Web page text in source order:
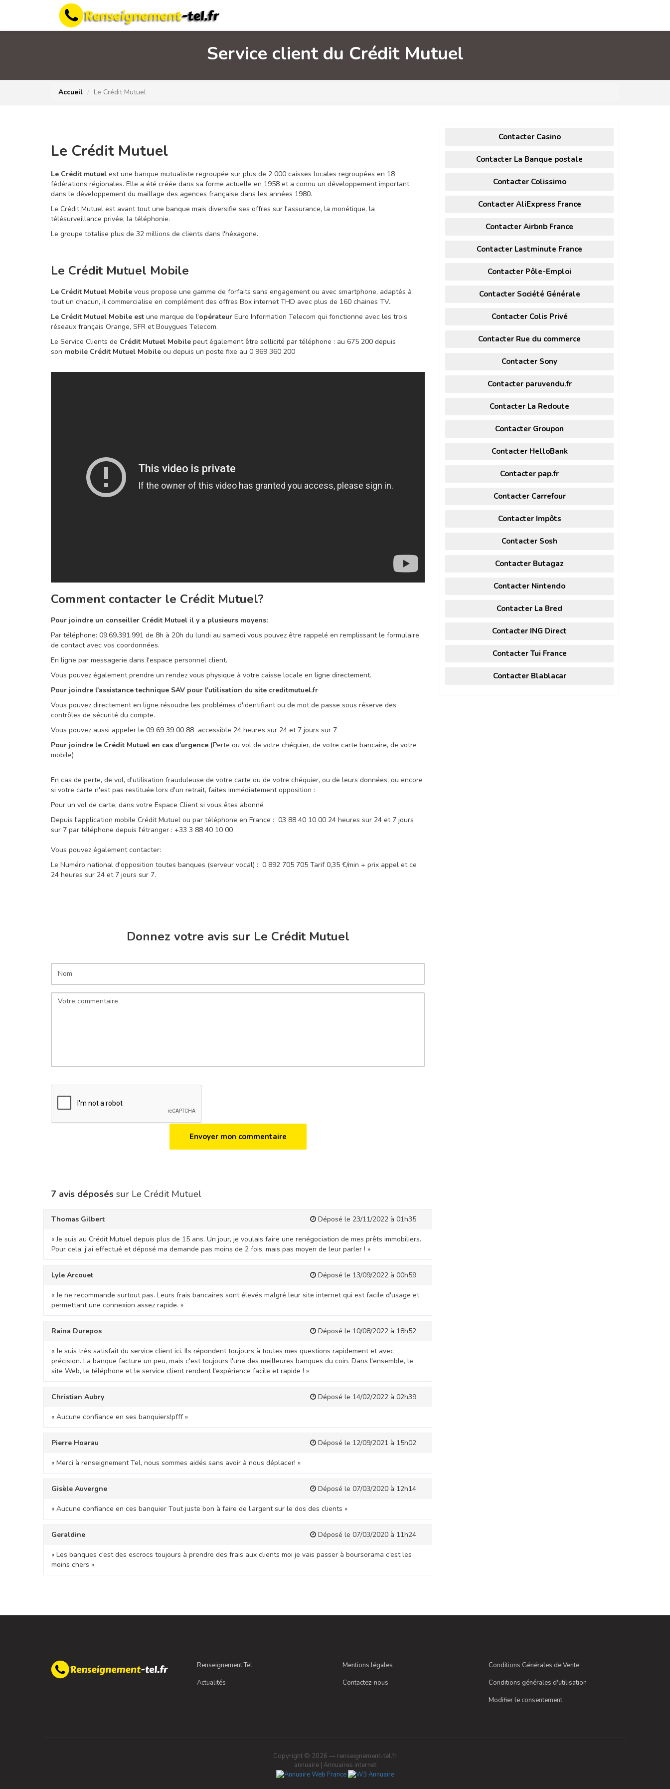
Service client du Crédit Mutuel
Accueil Le Crédit Mutuel
Le Crédit Mutuel
Le Crédit mutuel est une banque mutualiste regroupée sur plus de 2 000 caisses locales regroupées en 18
fédérations régionales. Elle a été créée dans sa forme actuelle en 1958 et a connu un développement important
dans le développement du maillage des agences française dans les années 1980.
Le Crédit Mutuel est avant tout une banque mais diversifie ses offres sur l'assurance, la monétique, la
télésurveillance privée, la téléphonie.
Le groupe totalise plus de 32 millions de clients dans l'héxagone.
Le Crédit Mutuel Mobile
Le Crédit Mutuel Mobile vous propose une gamme de forfaits sans engagement ou avec smartphone, adaptés à
tout un chacun, il commercialise en complément des offres Box internet THD avec plus de 160 chaines TV.
Le Crédit Mutuel Mobile est une marque de l'opérateur Euro Information Telecom qui fonctionne avec les trois
réseaux français Orange, SFR et Bouygues Telecom.
Le Service Clients de Crédit Mutuel Mobile peut également être sollicité par téléphone : au 675 200 depuis
son mobile Crédit Mutuel Mobile ou depuis un poste fixe au 0 969 360 200
Comment contacter le Crédit Mutuel?
Pour joindre un conseiller Crédit Mutuel il y a plusieurs moyens:
Par téléphone: 09.69.391.991 de 8h à 20h du lundi au samedi vous pouvez être rappelé en remplissant le formulaire
de contact avec vos coordonnées.
En ligne par messagerie dans l'espace personnel client.
Vous pouvez également prendre un rendez vous physique à votre caisse locale en ligne directement.
Pour joindre l'assistance technique SAV pour l'utilisation du site creditmutuel.fr
Vous pouvez directement en ligne résoudre les problémes d'identifiant ou de mot de passe sous réserve des
contrôles de sécurité du compte.
Vous pouvez aussi appeler le 09 69 39 00 88 accessible 24 heures sur 24 et 7 jours sur 7
Pour joindre le Crédit Mutuel en cas d'urgence (Perte ou vol de votre chéquier, de votre carte bancaire, de votre
mobile)
En cas de perte, de vol, d'utilisation frauduleuse de votre carte ou de votre chéquier, ou de leurs données, ou encore
si votre carte n'est pas restituée lors d'un retrait, faites immédiatement opposition :
Pour un vol de carte, dans votre Espace Client si vous êtes abonné
Depuis l'application mobile Crédit Mutuel ou par téléphone en France : 03 88 40 10 00 24 heures sur 24 et 7 jours
sur 7 par téléphone depuis l'étranger : +33 3 88 40 10 00
Vous pouvez également contacter:
Le Numéro national d'opposition toutes banques (serveur vocal) : 0 892 705 705 Tarif 0,35 €/min + prix appel et ce
24 heures sur 24 et 7 jours sur 7.
Donnez votre avis sur Le Crédit Mutuel
7 avis déposés sur Le Crédit Mutuel
Thomas Gilbert Déposé le 23/11/2022 à 01h35
« Je suis au Crédit Mutuel depuis plus de 15 ans. Un jour, je voulais faire une renégociation de mes prêts immobiliers.
Pour cela, j'ai effectué et déposé ma demande pas moins de 2 fois, mais pas moyen de leur parler ! »
Lyle Arcouet Déposé le 13/09/2022 à 00h59
« Je ne recommande surtout pas. Leurs frais bancaires sont élevés malgré leur site internet qui est facile d'usage et
permettant une connexion assez rapide. »
Raina Durepos Déposé le 10/08/2022 à 18h52
« Je suis très satisfait du service client ici. Ils répondent toujours à toutes mes questions rapidement et avec
précision. La banque facture un peu, mais c'est toujours l'une des meilleures banques du coin. Dans l'ensemble, le
site Web, le téléphone et le service client rendent l'expérience facile et rapide ! »
Christian Aubry Déposé le 14/02/2022 à 02h39
« Aucune confiance en ses banquiers!pfff »
Pierre Hoarau Déposé le 12/09/2021 à 15h02
« Merci à renseignement Tel, nous sommes aidés sans avoir à nous déplacer! »
Gisèle Auvergne Déposé le 07/03/2020 à 12h14
« Aucune confiance en ces banquier Tout juste bon à faire de l’argent sur le dos des clients »
Geraldine Déposé le 07/03/2020 à 11h24
« Les banques c’est des escrocs toujours à prendre des frais aux clients moi je vais passer à boursorama c’est les
moins chers »
Contacter Casino
Contacter La Banque postale
Contacter Colissimo
Contacter AliExpress France
Contacter Airbnb France
Contacter Lastminute France
Contacter Pôle-Emploi
Contacter Société Générale
Contacter Colis Privé
Contacter Rue du commerce
Contacter Sony
Contacter paruvendu.fr
Contacter La Redoute
Contacter Groupon
Contacter HelloBank
Contacter pap.fr
Contacter Carrefour
Contacter Impôts
Contacter Sosh
Contacter Butagaz
Contacter Nintendo
Contacter La Bred
Contacter ING Direct
Contacter Tui France
Contacter Blablacar
Renseignement Tel
Actualités
Mentions légales
Contactez-nous
Conditions Générales de Vente
Conditions générales d'utilisation
Modifier le consentement
Copyright © 2026 — renseignement-tel.fr
annuaire| Annuaires internet